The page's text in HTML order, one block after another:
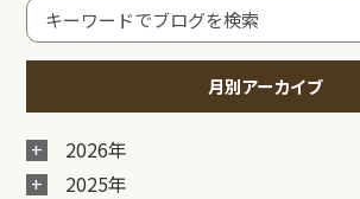
月別アーカイブ
2026年
2025年